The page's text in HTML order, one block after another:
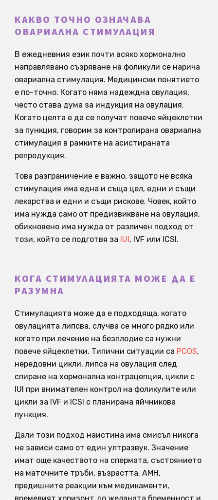
КАКВО ТОЧНО ОЗНАЧАВА
ОВАРИАЛНА СТИМУЛАЦИЯ
В ежедневния език почти всяко хормонално
направлявано съзряване на фоликули се нарича
овариална стимулация. Медицински понятието
е по-точно. Когато няма надеждна овулация,
често става дума за индукция на овулация.
Когато целта е да се получат повече яйцеклетки
за пункция, говорим за контролирана овариална
стимулация в рамките на асистираната
репродукция.
Това разграничение е важно, защото не всяка
стимулация има една и съща цел, едни и същи
лекарства и едни и същи рискове. Човек, който
има нужда само от предизвикване на овулация,
обикновено има нужда от различен подход от
този, който се подготвя за IUI, IVF или ICSI.
КОГА СТИМУЛАЦИЯТА МОЖЕ ДА Е
РАЗУМНА
Стимулацията може да е подходяща, когато
овулацията липсва, случва се много рядко или
когато при лечение на безплодие са нужни
повече яйцеклетки. Типични ситуации са PCOS,
нередовни цикли, липса на овулация след
спиране на хормонална контрацепция, цикли с
IUI при внимателен контрол на фоликулите или
цикли за IVF и ICSI с планирана яйчникова
пункция.
Дали този подход наистина има смисъл никога
не зависи само от един ултразвук. Значение
имат още качеството на спермата, състоянието
на маточните тръби, възрастта, AMH,
предишните реакции към медикаменти,
времевият хоризонт до желаната бременност и